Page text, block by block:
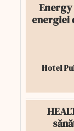
Energy
energiei
Hotel